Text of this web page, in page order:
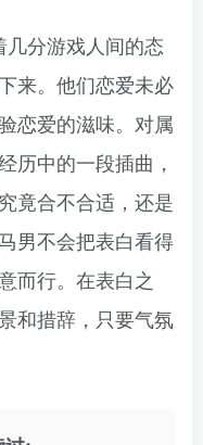
分游戏人间的态
来。他们恋爱未必
恋爱的滋味。对属
历中的一段插曲，
竟合不合适，还是
男不会把表白看得
而行。在表白之
和措辞，只要气氛